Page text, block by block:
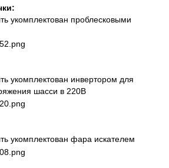
укомплектован проблесковыми
укомплектован инвертором для
шасси в 220В
укомплектован фара искателем